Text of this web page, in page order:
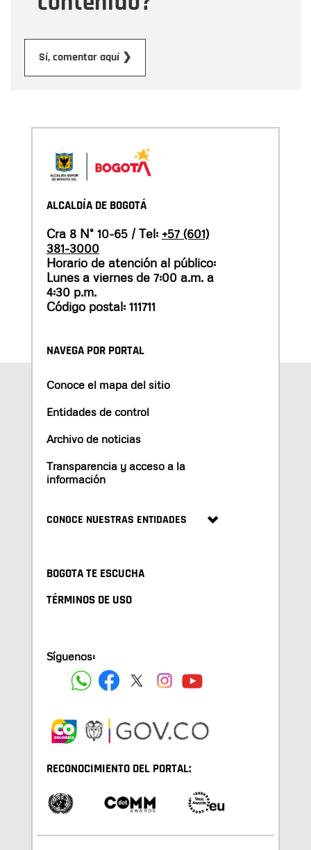
Sí, comentar aquí ❯
ALCALDÍA DE BOGOTÁ
Cra 8 N° 10-65 / Tel: +57 (601)
381-3000
Horario de atención al público:
Lunes a viernes de 7:00 a.m. a
4:30 p.m.
Código postal: 111711
NAVEGA POR PORTAL
Conoce el mapa del sitio
Entidades de control
Archivo de noticias
Transparencia y acceso a la
información
CONOCE NUESTRAS ENTIDADES
BOGOTA TE ESCUCHA
TÉRMINOS DE USO
Síguenos:
RECONOCIMIENTO DEL PORTAL: